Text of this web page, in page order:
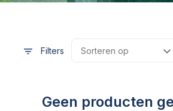
Filters
Geen producten